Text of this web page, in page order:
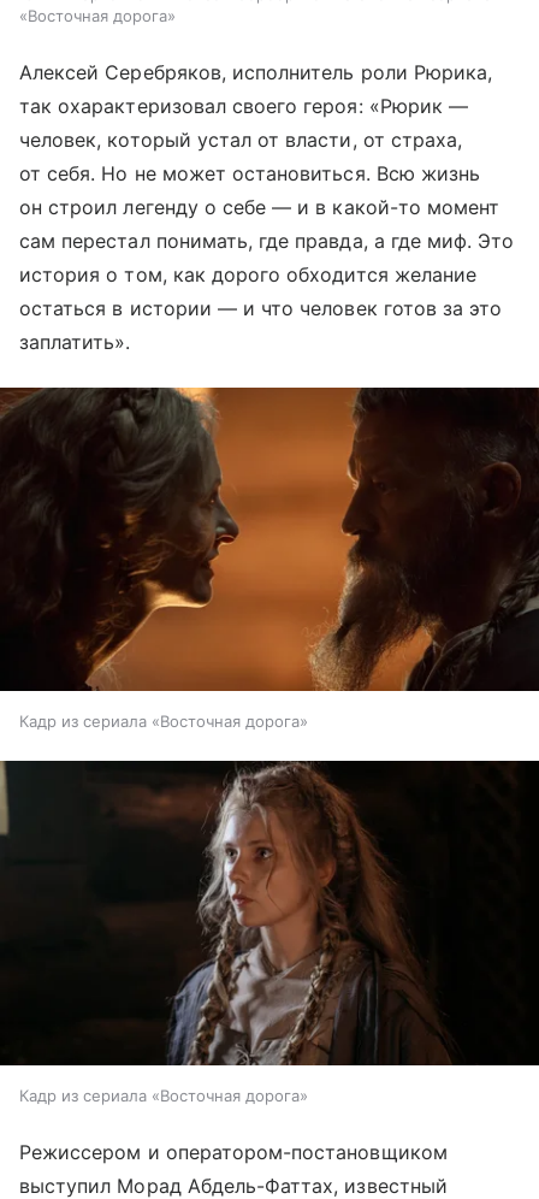
«Восточная дорога»
Алексей Серебряков, исполнитель роли Рюрика,
так охарактеризовал своего героя: «Рюрик —
человек, который устал от власти, от страха,
от себя. Но не может остановиться. Всю жизнь
он строил легенду о себе — и в какой-то момент
сам перестал понимать, где правда, а где миф. Это
история о том, как дорого обходится желание
остаться в истории — и что человек готов за это
заплатить».
Кадр из сериала «Восточная дорога»
Кадр из сериала «Восточная дорога»
Режиссером и оператором-постановщиком
выступил Морад Абдель-Фаттах, известный